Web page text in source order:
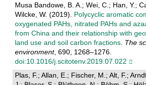
Musa Bandowe, B. A.; Wei, C.; Han, Y.;
Wilcke, W. (2019). Polycyclic aromatic
oxygenated PAHs, nitrated PAHs and
from China and their relationship with
land use and soil carbon fractions. The
environment, 690, 1268–1276.
doi:10.1016/j.scitotenv.2019.07.022
Plas, F.; Allan, E.; Fischer, M.; Alt, F.;